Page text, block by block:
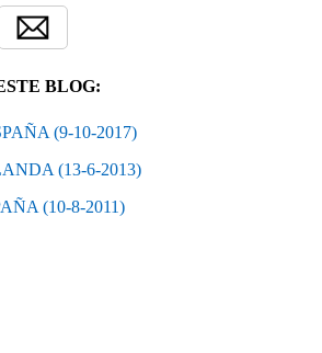
BLOG:
(9-10-2017)
(13-6-2013)
(10-8-2011)